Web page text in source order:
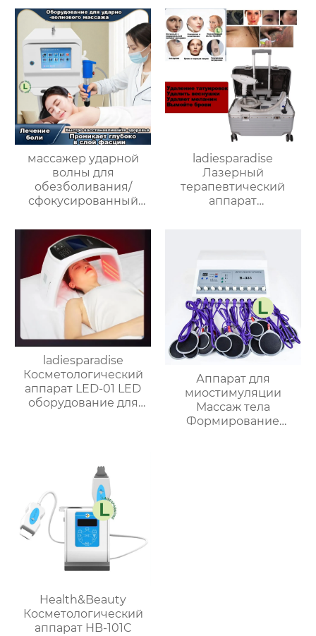
коррекции фигуры
Starvac SP2
растворения жира,
снижения веса при
низкой температуре,
уменьшения
целлюлита
массажер ударной
волны для
обезболивания/
сфокусированный
прибор с 6 зондами
ladiesparadise
Лазерный
терапевтический
аппарат
пигментное удаление
веснушек,
отбеливание кожи XD-
001
ladiesparadise
Косметологический
аппарат LED-01 LED
оборудование для
Аппарат для
миостимуляции
Массаж тела
Формирование
Health&Beauty
Косметологический
аппарат HB-101C